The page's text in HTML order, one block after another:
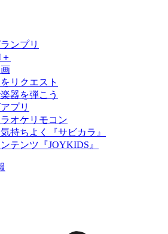
ンプリ
リクエスト
器を弾こう
プリ
オケリモコン
持ちよく『サビカラ』
テンツ『JOYKIDS』